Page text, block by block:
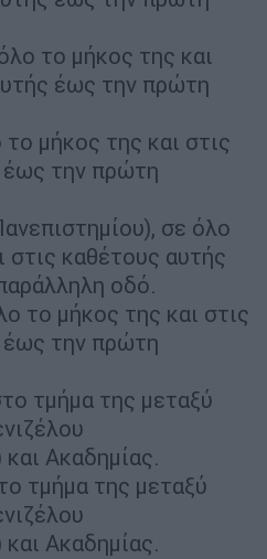
το μήκος της και
έως την πρώτη
μήκος της και στις
έως την πρώτη
σε όλο
στις καθέτους αυτής
οδό.
το μήκος της και στις
έως την πρώτη
τμήμα της μεταξύ
Ακαδημίας.
τμήμα της μεταξύ
Ακαδημίας.